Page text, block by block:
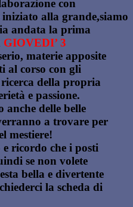
con
iniziato alla grande,siamo
andata la prima
GIOVEDI’ 3
materie apposite
al corso con gli
della propria
e passione.
anche delle belle
a trovare per
mestiere!
ricordo che i posti
se non volete
bella e divertente
la scheda di